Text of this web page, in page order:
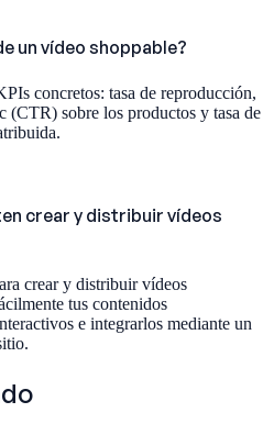
un vídeo shoppable?
concretos: tasa de reproducción,
(CTR) sobre los productos y tasa de
crear y distribuir vídeos
crear y distribuir vídeos
tus contenidos
e integrarlos mediante un